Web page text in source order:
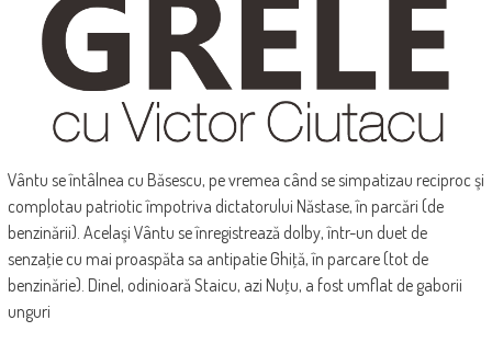
Vântu se întâlnea cu Băsescu, pe vremea când se simpatizau reciproc şi
complotau patriotic împotriva dictatorului Năstase, în parcări (de
benzinării). Acelaşi Vântu se înregistrează dolby, într-un duet de
senzaţie cu mai proaspăta sa antipatie Ghiţă, în parcare (tot de
benzinărie). Dinel, odinioară Staicu, azi Nuţu, a fost umflat de gaborii
unguri